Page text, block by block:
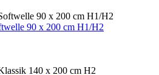
90 x 200 cm H1/H2